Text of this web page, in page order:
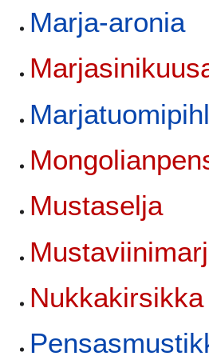
Marja-aronia
Mustaselja
Nukkakirsikka